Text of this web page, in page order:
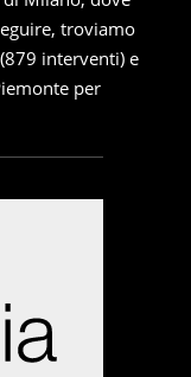
troviamo
interventi) e
per